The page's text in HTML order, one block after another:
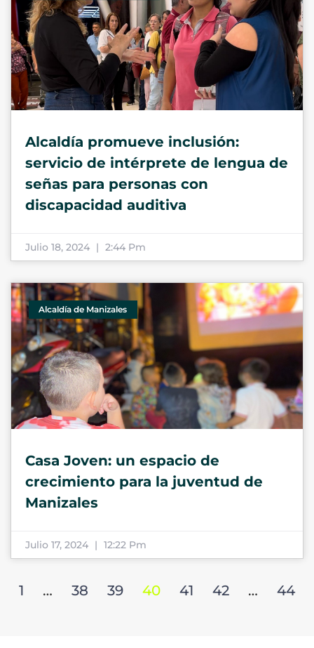
Alcaldía promueve inclusión:
servicio de intérprete de lengua de
señas para personas con
discapacidad auditiva
Julio 18, 2024 2:44 Pm
Alcaldía de Manizales
Casa Joven: un espacio de
crecimiento para la juventud de
Manizales
Julio 17, 2024 12:22 Pm
1 … 38 39 40 41 42 … 44